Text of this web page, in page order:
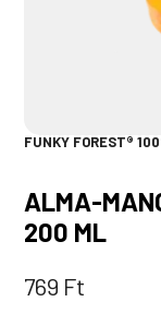
FUNKY FOREST®
ALMA-
200 ML
769 Ft